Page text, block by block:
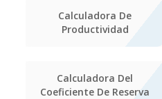
Calculadora De
Productividad
Calculadora Del
Coeficiente De Reserva